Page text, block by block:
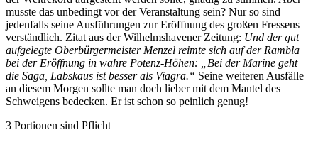
musste das unbedingt vor der Veranstaltung sein? Nur so sind
jedenfalls seine Ausführungen zur Eröffnung des großen Fressens
verständlich. Zitat aus der Wilhelmshavener Zeitung: Und der gut
aufgelegte Oberbürgermeister Menzel reimte sich auf der Rambla
bei der Eröffnung in wahre Potenz-Höhen: „Bei der Marine geht
die Saga, Labskaus ist besser als Viagra.“ Seine weiteren Ausfälle
an diesem Morgen sollte man doch lieber mit dem Mantel des
Schweigens bedecken. Er ist schon so peinlich genug!
3 Portionen sind Pflicht